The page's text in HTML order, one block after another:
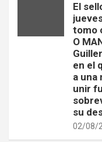
El
tomo
O
en el
a una
unir
su
02/08/